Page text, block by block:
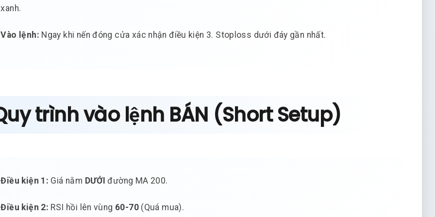
xanh.
Vào lệnh: Ngay khi nến đóng cửa xác nhận điều kiện 3. Stoploss dưới đáy gần nhất.
trình vào lệnh BÁN (Short Setup)
Điều kiện 1: Giá nằm DƯỚI đường MA 200.
Điều kiện 2: RSI hồi lên vùng 60-70(Quá mua).